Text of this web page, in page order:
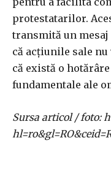
protestatarilor.
transmită un
că acțiunile sale
că există o
fundamentale ale
Sursa articol / foto: